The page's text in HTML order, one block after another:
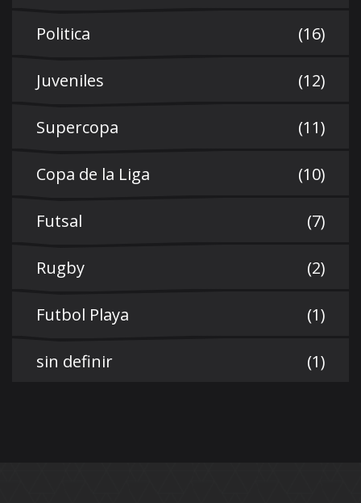
Politica (16)
Juveniles (12)
Supercopa (11)
Copa de la Liga (10)
Futsal (7)
Rugby (2)
Futbol Playa (1)
sin definir (1)